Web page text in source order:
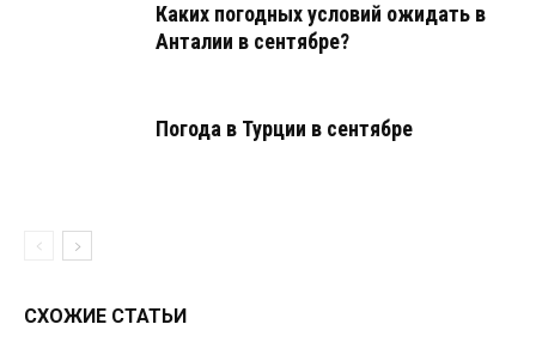
Каких погодных условий ожидать в
Анталии в сентябре?
Погода в Турции в сентябре
СХОЖИЕ СТАТЬИ